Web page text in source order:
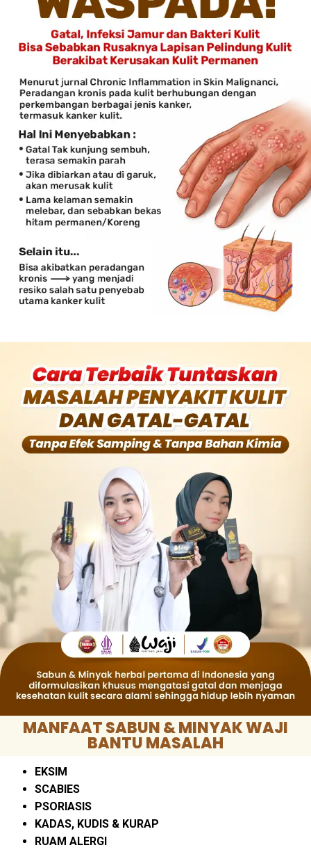
MANFAAT SABUN & MINYAK WAJI
BANTU MASALAH
EKSIM
SCABIES
PSORIASIS
KADAS, KUDIS & KURAP
RUAM ALERGI